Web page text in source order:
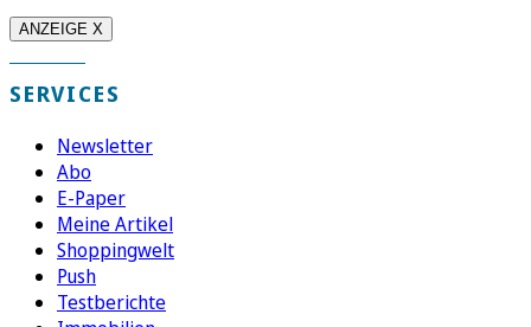
ANZEIGE X
SERVICES
Newsletter
Abo
E-Paper
Meine Artikel
Shoppingwelt
Push
Testberichte